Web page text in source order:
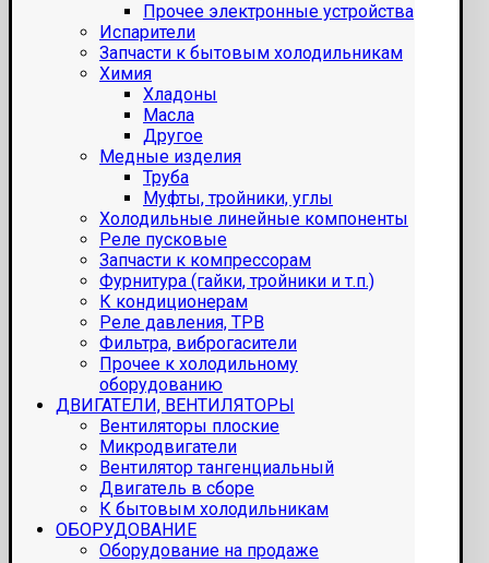
Прочее электронные устройства
Испарители
Запчасти к бытовым холодильникам
Химия
Хладоны
Масла
Другое
Медные изделия
Труба
Муфты, тройники, углы
Холодильные линейные компоненты
Реле пусковые
Запчасти к компрессорам
Фурнитура (гайки, тройники и т.п.)
К кондиционерам
Реле давления, ТРВ
Фильтра, виброгасители
Прочее к холодильному
оборудованию
ДВИГАТЕЛИ, ВЕНТИЛЯТОРЫ
Вентиляторы плоские
Микродвигатели
Вентилятор тангенциальный
Двигатель в сборе
К бытовым холодильникам
ОБОРУДОВАНИЕ
Оборудование на продаже